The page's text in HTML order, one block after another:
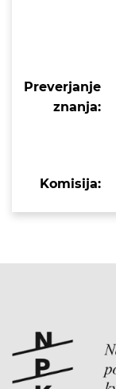
Preverjanje
znanja:
Komisija: